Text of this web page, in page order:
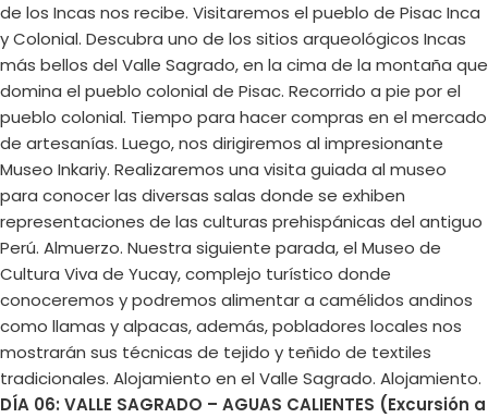
de los Incas nos recibe. Visitaremos el pueblo de Pisac Inca
y Colonial. Descubra uno de los sitios arqueológicos Incas
más bellos del Valle Sagrado, en la cima de la montaña que
domina el pueblo colonial de Pisac. Recorrido a pie por el
pueblo colonial. Tiempo para hacer compras en el mercado
de artesanías. Luego, nos dirigiremos al impresionante
Museo Inkariy. Realizaremos una visita guiada al museo
para conocer las diversas salas donde se exhiben
representaciones de las culturas prehispánicas del antiguo
Perú. Almuerzo. Nuestra siguiente parada, el Museo de
Cultura Viva de Yucay, complejo turístico donde
conoceremos y podremos alimentar a camélidos andinos
como llamas y alpacas, además, pobladores locales nos
mostrarán sus técnicas de tejido y teñido de textiles
tradicionales. Alojamiento en el Valle Sagrado. Alojamiento.
DÍA 06: VALLE SAGRADO – AGUAS CALIENTES (Excursión a